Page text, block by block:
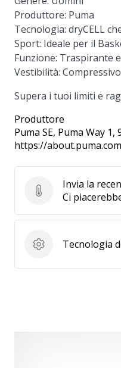
Produttore: Puma
Tecnologia: dryCELL
Sport: Ideale per il
Funzione: Traspirante
Vestibilità:
Supera i tuoi limiti e
Produttore
Puma SE, Puma Way 1,
https://
Invia la
Invia la
Ci
Tecnologia del
Tecnologia